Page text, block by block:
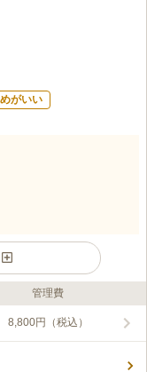
がいい
人も多い萩の名所となる
所など、複数の種類の墓
管理費
8,800円（税込）